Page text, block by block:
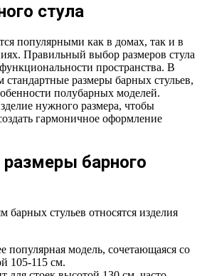
стула
популярными как в домах, так и в
Правильный выбор размеров стула
пространства. В
стандартные размеры барных стульев,
полубарных моделей.
нужного размера, чтобы
гармоничное оформление
барного
барных стульев относятся изделия
популярная модель, сочетающаяся со
105-115 см.